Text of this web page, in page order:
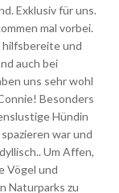
Exklusiv für uns.
mal vorbei.
hilfsbereite und
auch bei
uns sehr wohl
Besonders
Hündin
war und
Um Affen,
Vögel und
Naturparks zu